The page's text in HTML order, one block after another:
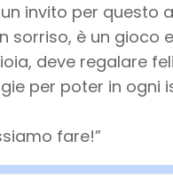
invito per questo
sorriso, è un
deve regalare
per poter in ogni
fare!”